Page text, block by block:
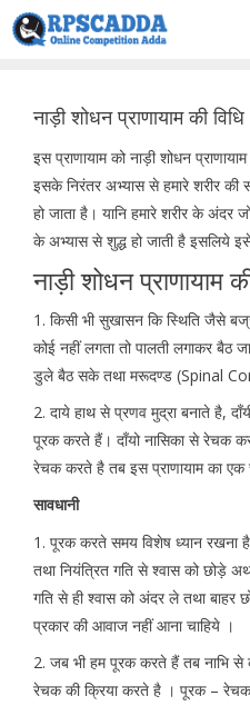
Skip
to
नाड़ी शोधन प्राणायाम की
इस प्राणायाम को नाड़ी शोधन
इसके निरंतर अभ्यास से हमारे शरीर की
हो जाता है। यानि हमारे शरीर के अंदर
के अभ्यास से शुद्ध हो जाती है इसलिये
नाड़ी शोधन प्राणायाम
1. किसी भी सुखासन कि स्थिति जैसे
कोई नहीं लगता तो पालती लगाकर बैठ
डुले बैठ सके तथा मरूदण्ड (Spinal
2. दाये हाथ से प्रणव मुद्रा बनाते है,
पूरक करते हैं। दाँयो नासिका से रेचक
रेचक करते है तब इस प्राणायाम का एक
सावधानी
1. पूरक करते समय विशेष ध्यान रखना
तथा नियंत्रित गति से श्वास को छोड़े
गति से ही श्वास को अंदर ले तथा
प्रकार की आवाज नहीं आना चाहिये ।
2. जब भी हम पूरक करते हैं तब नाभि
रेचक की क्रिया करते है । पूरक –